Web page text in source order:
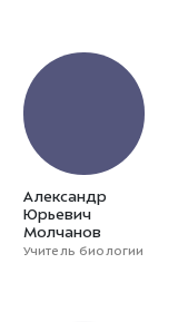
Александр
Юрьевич
Молчанов
Учитель биологии